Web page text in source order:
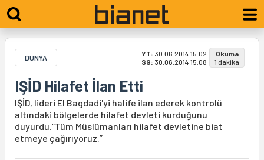
DÜNYA YT: 30.06.2014 15:02
SG: 30.06.2014 15:08
Okuma
1 dakika
IŞİD Hilafet İlan Etti
IŞİD, lideri El Bagdadi'yi halife ilan ederek kontrolü
altındaki bölgelerde hilafet devleti kurduğunu
duyurdu.“Tüm Müslümanları hilafet devletine biat
etmeye çağırıyoruz.”